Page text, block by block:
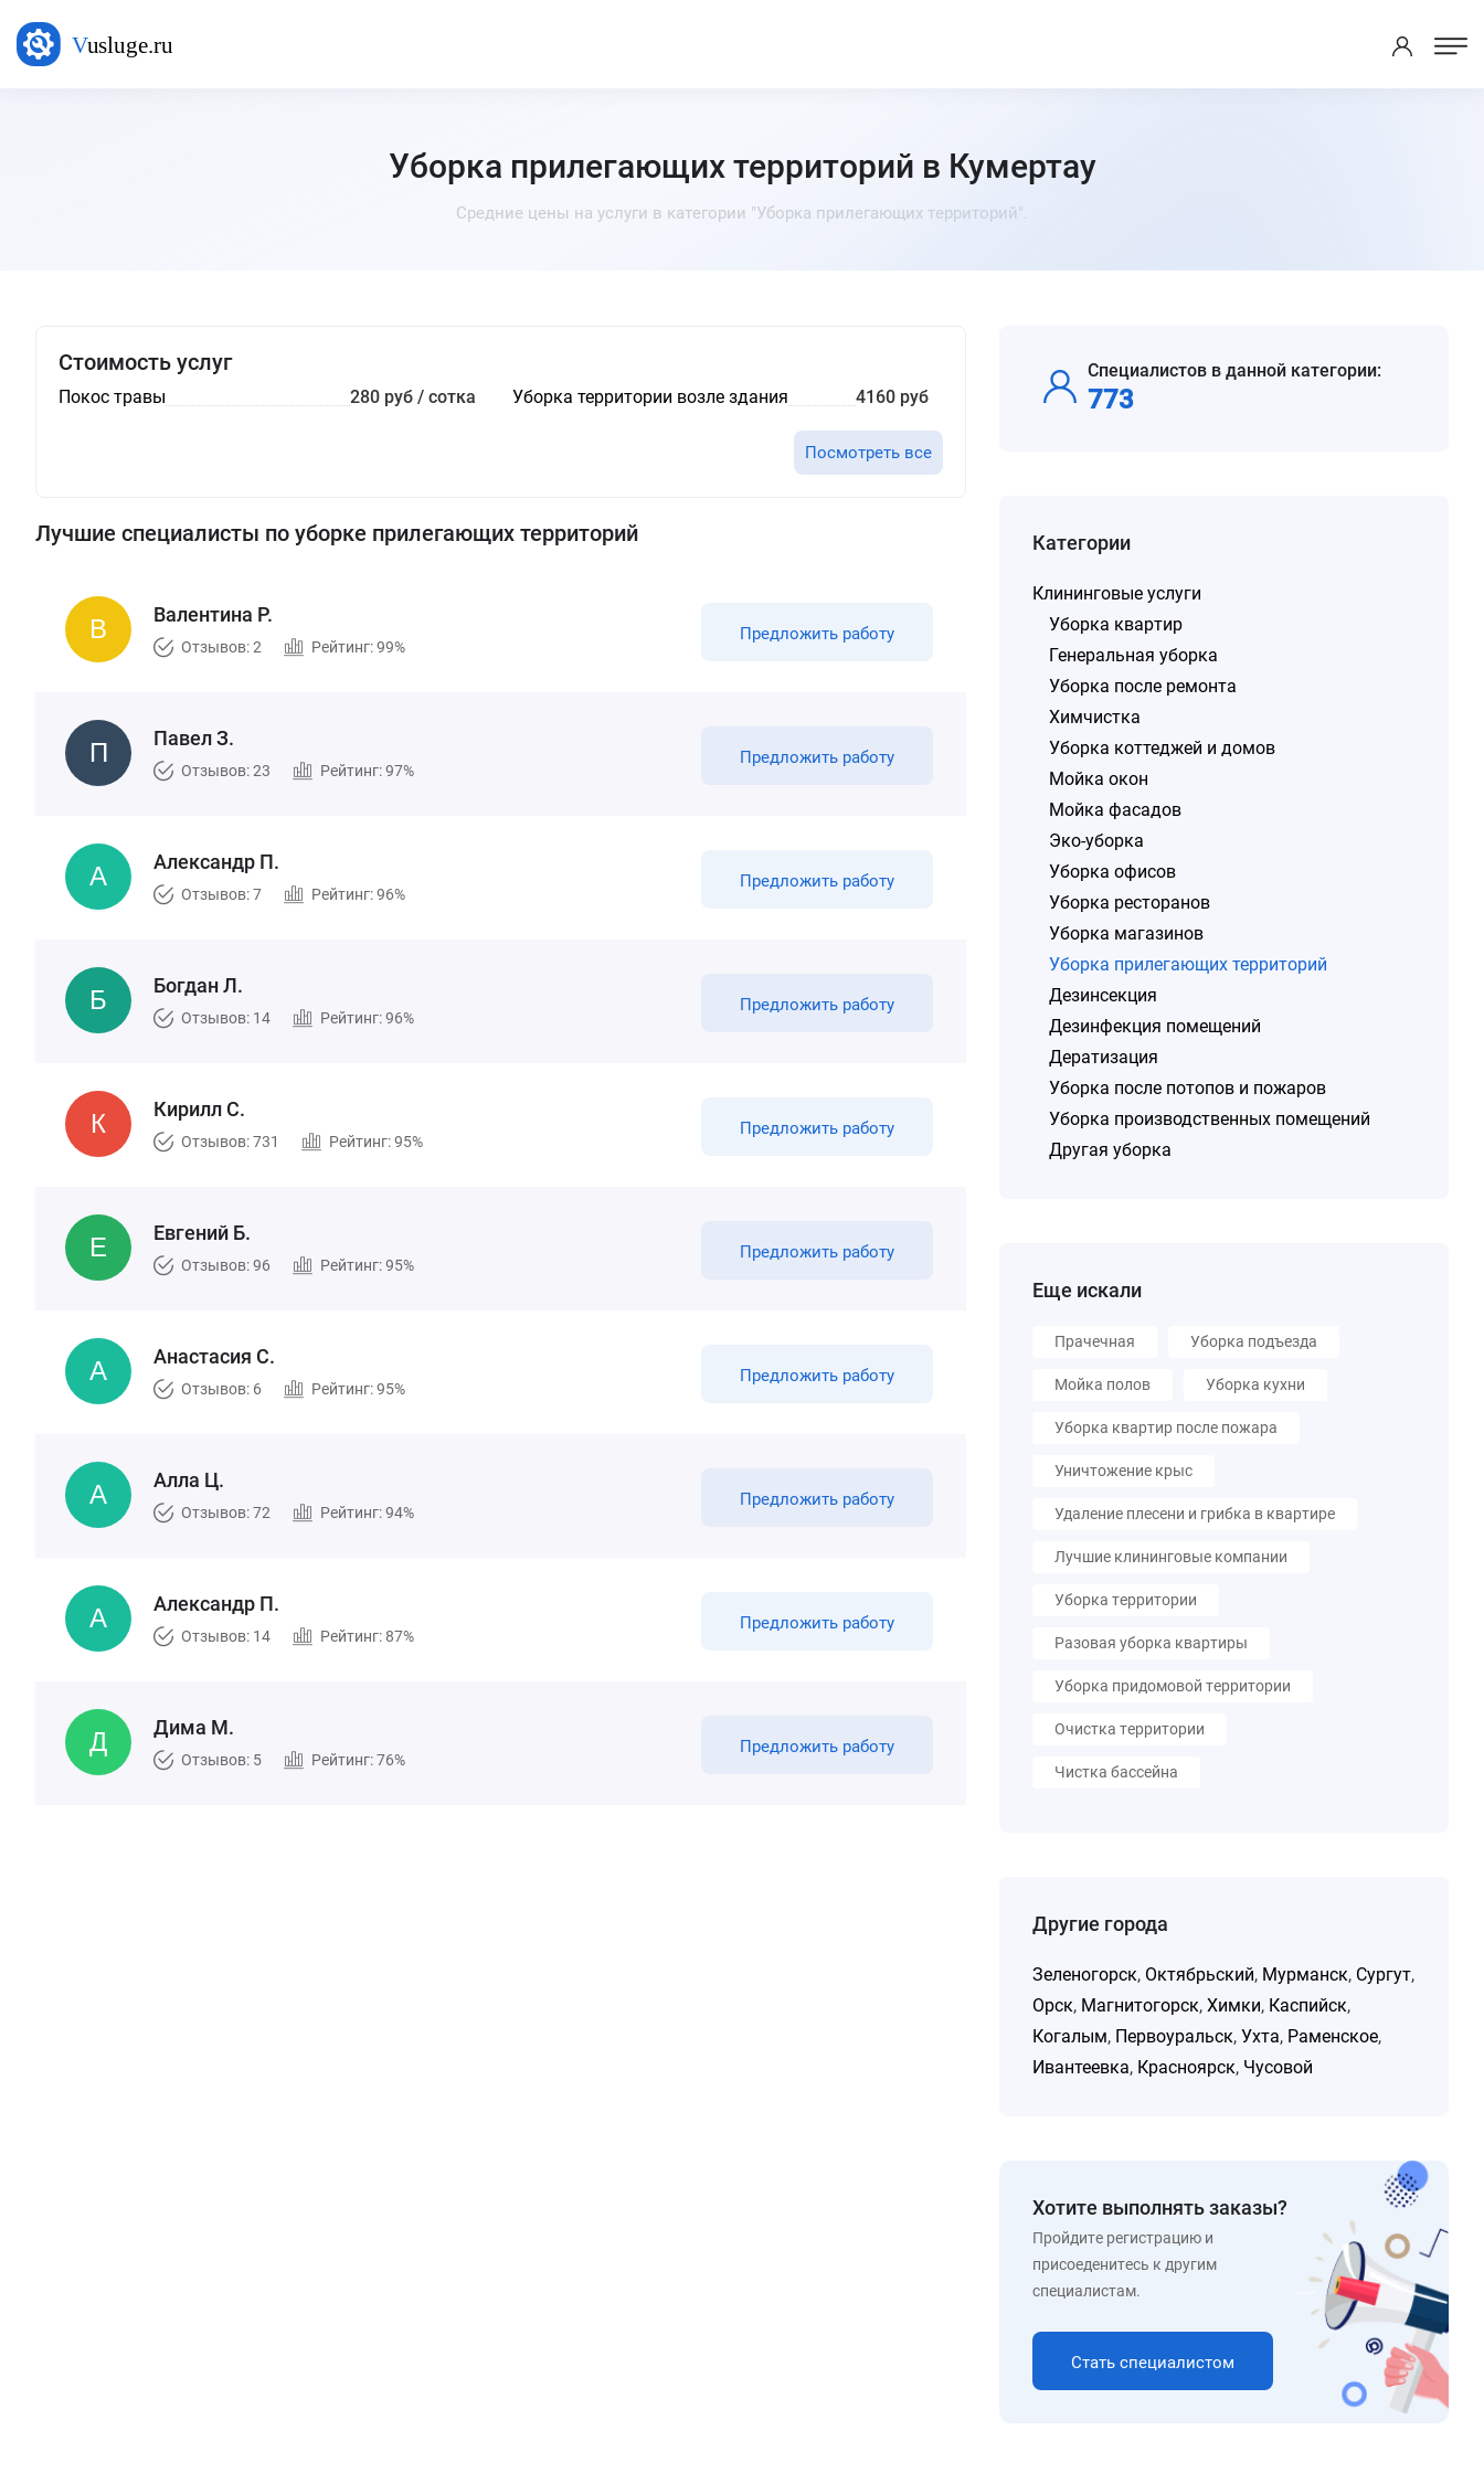
Уборка прилегающих территорий в Кумертау
Средние цены на услуги в категории "Уборка прилегающих территорий".
Стоимость услуг
Покос травы 280 руб / сотка Уборка территории возле здания 4160 руб
Посмотреть все
Лучшие специалисты по уборке прилегающих территорий
Валентина Р.
Отзывов: 2 Рейтинг: 99%
Предложить работу
Павел З.
Отзывов: 23 Рейтинг: 97%
Предложить работу
Александр П.
Отзывов: 7 Рейтинг: 96%
Предложить работу
Богдан Л.
Отзывов: 14 Рейтинг: 96%
Предложить работу
Кирилл С.
Отзывов: 731 Рейтинг: 95%
Предложить работу
Евгений Б.
Отзывов: 96 Рейтинг: 95%
Предложить работу
Анастасия С.
Отзывов: 6 Рейтинг: 95%
Предложить работу
Алла Ц.
Отзывов: 72 Рейтинг: 94%
Предложить работу
Александр П.
Отзывов: 14 Рейтинг: 87%
Предложить работу
Дима М.
Отзывов: 5 Рейтинг: 76%
Предложить работу
Специалистов в данной категории:
773
Категории
Клининговые услуги
Уборка квартир
Генеральная уборка
Уборка после ремонта
Химчистка
Уборка коттеджей и домов
Мойка окон
Мойка фасадов
Эко-уборка
Уборка офисов
Уборка ресторанов
Уборка магазинов
Уборка прилегающих территорий
Дезинсекция
Дезинфекция помещений
Дератизация
Уборка после потопов и пожаров
Уборка производственных помещений
Другая уборка
Еще искали
Прачечная Уборка подъезда
Мойка полов Уборка кухни
Уборка квартир после пожара
Уничтожение крыс
Удаление плесени и грибка в квартире
Лучшие клининговые компании
Уборка территории
Разовая уборка квартиры
Уборка придомовой территории
Очистка территории
Чистка бассейна
Другие города
Зеленогорск, Октябрьский, Мурманск, Сургут,
Орск, Магнитогорск,Химки, Каспийск,
Когалым, Первоуральск,Ухта, Раменское,
Ивантеевка, Красноярск, Чусовой
Хотите выполнять заказы?
Пройдите регистрацию и
присоеденитесь к другим
специалистам.
Стать специалистом